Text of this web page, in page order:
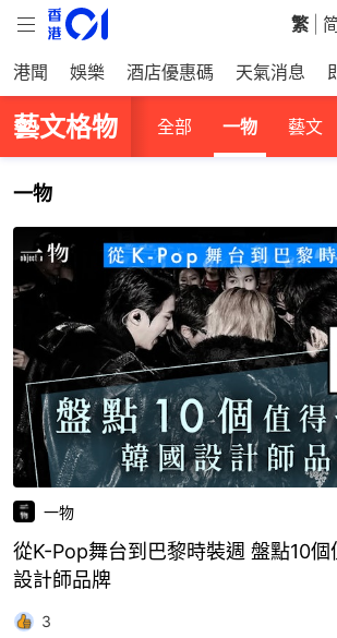
繁
港聞 娛樂 酒店優惠碼 天氣消息
藝文格物 全部 一物 藝文
一物
一物
從K-Pop舞台到巴黎時裝週 盤點10個
設計師品牌
3